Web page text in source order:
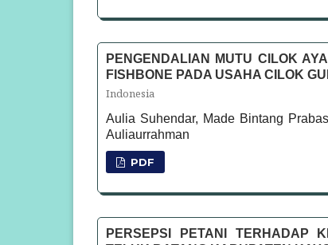
PENGENDALIAN MUTU CILOK
FISHBONE PADA USAHA CILOK
Indonesia
Aulia Suhendar, Made Bintang
Auliaurrahman
PDF
PERSEPSI PETANI TERHADAP